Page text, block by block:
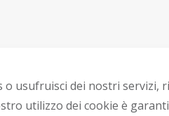
usufruisci dei nostri servizi,
utilizzo dei cookie è